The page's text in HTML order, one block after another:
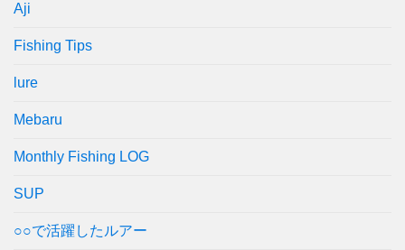
Aji
Fishing Tips
lure
Mebaru
Monthly Fishing LOG
SUP
○○で活躍したルアー